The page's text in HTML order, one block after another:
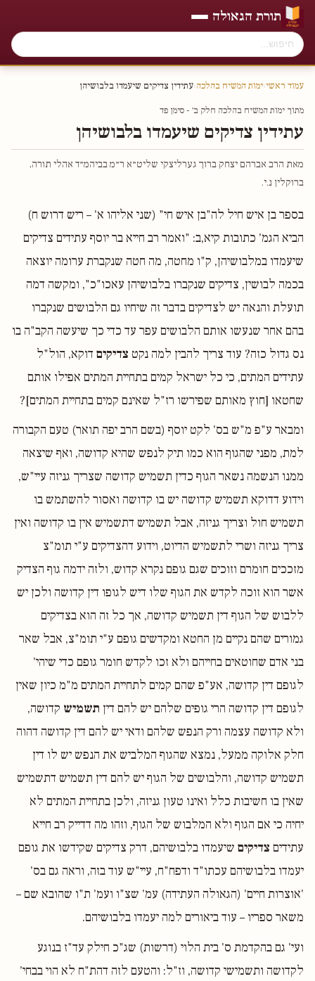
תורת הגאולה
עמוד ראשי›ימות המשיח בהלכה›עתידין צדיקים שיעמדו בלבושיהן
מתוך ימות המשיח בהלכה חלק ב׳ - סימן פד
עתידין צדיקים שיעמדו בלבושיהן
מאת הרב אברהם יצחק ברוך גערליצקי שליט״א ר״מ בביהמ״ד אהלי תורה,
ברוקלין נ.י.
בספר בן איש חיל לה"בן איש חי" (שני אליהו א' – ריש דרוש ח)
הביא הגמ' כתובות קיא,ב: "ואמר רב חייא בר יוסף עתידים צדיקים
שיעמדו במלבושיהן, ק"ו מחטה, מה חטה שנקברת ערומה יוצאה
בכמה לבושין, צדיקים שנקברו בלבושיהן עאכו"כ", ומקשה דמה
תועלת והנאה יש לצדיקים בדבר זה שיחיו גם הלבושים שנקברו
בהם אחר שנעשו אותם הלבושים עפר עד כדי כך שיעשה הקב"ה בו
נס גדול כזה? עוד צריך להבין למה נקט צדיקים דוקא, הול"ל
עתידים המתים, כי כל ישראל קמים בתחיית המתים אפילו אותם
שחטאו [חוץ מאותם שפירשו רז"ל שאינם קמים בתחיית המתים]?
ומבאר ע"פ מ"ש בס' לקט יוסף (בשם הרב יפה תואר) טעם הקבורה
למת, מפני שהגוף הוא כמו תיק לנפש שהיא קדושה, ואף שיצאה
ממנו הנשמה נשאר הגוף כדין תשמיש קדושה שצריך גניזה עיי"ש,
וידוע דדוקא תשמיש קדושה יש בו קדושה ואסור להשתמש בו
תשמיש חול וצריך גניזה, אבל תשמיש דתשמיש אין בו קדושה ואין
צריך גניזה ושרי לתשמיש הדיוט, וידוע דהצדיקים ע"י תומ"צ
מזככים חומרם וזוכים שגם גופם נקרא קדוש, ולזה ידמה גוף הצדיק
אשר הוא זוכה לקדש את הגוף שלו דיש לגופו דין קדושה ולכן יש
ללבוש של הגוף דין תשמיש קדושה, אך כל זה הוא בצדיקים
גמורים שהם נקיים מן החטא ומקדשים גופם ע"י תומ"צ, אבל שאר
בני אדם שחוטאים בחייהם ולא זכו לקדש חומר גופם כדי שיהי'
לגופם דין קדושה, אע"פ שהם קמים לתחיית המתים מ"מ כיון שאין
לגופם דין קדושה הרי גופים שלהם יש להם דין תשמיש קדושה,
ולא קדושה עצמה ורק הנפש שלהם ודאי יש להם דין קדושה דהוה
חלק אלוקה ממעל, נמצא שהגוף המלביש את הנפש יש לו דין
תשמיש קדושה, והלבושים של הגוף יש להם דין תשמיש דתשמיש
שאין בו חשיבות כלל ואינו טעון גניזה, ולכן בתחיית המתים לא
יחיה כי אם הגוף ולא המלבוש של הגוף, וזהו מה דדייק רב חייא
עתידים צדיקים שיעמדו בלבושיהם, דרק צדיקים שקידשו את גופם
יעמדו בלבושיהם עכתו"ד ודפח"ח, עיי"ש עוד בזה, וראה גם בס'
'אוצרות חיים' (הגאולה העתידה) עמ' שצ"ו ועמ' ת"ו שהובא שם –
משאר ספריו – עוד ביאורים למה יעמדו בלבושיהם.
ועי' גם בהקדמת ס' בית הלוי (דרשות) שג"כ חילק עד"ז בנוגע
לקדושה ותשמישי קדושה, וז"ל: והטעם לזה דהת"ח לא הוי בבחי'